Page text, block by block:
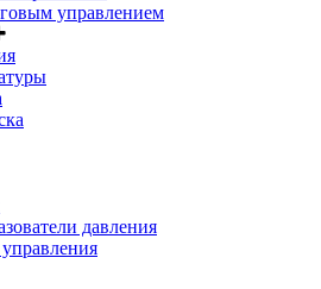
управлением
давления